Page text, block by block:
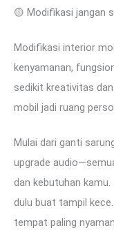
🟡 Modifikasi jangan
Modifikasi interior
kenyamanan,
sedikit kreativitas
mobil jadi ruang
Mulai dari ganti
upgrade
dan kebutuhan
dulu buat tampil
tempat paling